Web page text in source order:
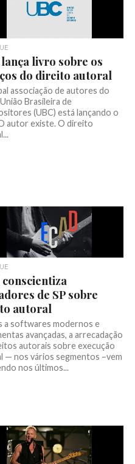
livro sobre os
do direito autoral
associação de autores do
Brasileira de
(UBC) está lançando o
autor existe. O direito
conscientiza
de SP sobre
autoral
a softwares modernos e
avançadas, a arrecadação
autorais sobre execução
— nos vários segmentos –vem
nos últimos...